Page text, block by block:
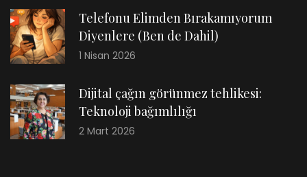
Telefonu Elimden Bırakamıyorum
Diyenlere (Ben de Dahil)
1 Nisan 2026
Dijital çağın görünmez tehlikesi:
Teknoloji bağımlılığı
2 Mart 2026